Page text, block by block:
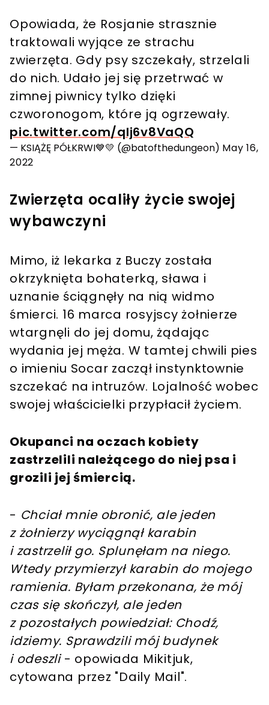
Opowiada, że Rosjanie strasznie
traktowali wyjące ze strachu
zwierzęta. Gdy psy szczekały, strzelali
do nich. Udało jej się przetrwać w
zimnej piwnicy tylko dzięki
czworonogom, które ją ogrzewały.
pic.twitter.com/qIj6v8VaQQ
— KSIĄŻĘ PÓŁKRWI💙💛 (@batofthedungeon) May 16,
2022
Zwierzęta ocaliły życie swojej
wybawczyni
Mimo, iż lekarka z Buczy została
okrzyknięta bohaterką, sława i
uznanie ściągnęły na nią widmo
śmierci. 16 marca rosyjscy żołnierze
wtargnęli do jej domu, żądając
wydania jej męża. W tamtej chwili pies
o imieniu Socar zaczął instynktownie
szczekać na intruzów. Lojalność wobec
swojej właścicielki przypłacił życiem.
Okupanci na oczach kobiety
zastrzelili należącego do niej psa i
grozili jej śmiercią.
- Chciał mnie obronić, ale jeden
z żołnierzy wyciągnął karabin
i zastrzelił go. Splunęłam na niego.
Wtedy przymierzył karabin do mojego
ramienia. Byłam przekonana, że mój
czas się skończył, ale jeden
z pozostałych powiedział: Chodź,
idziemy. Sprawdzili mój budynek
i odeszli- opowiada Mikitjuk,
cytowana przez "Daily Mail".